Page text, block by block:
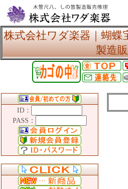
株式会社ワダ楽器｜蝴蝶
製造
ID：
PASS：